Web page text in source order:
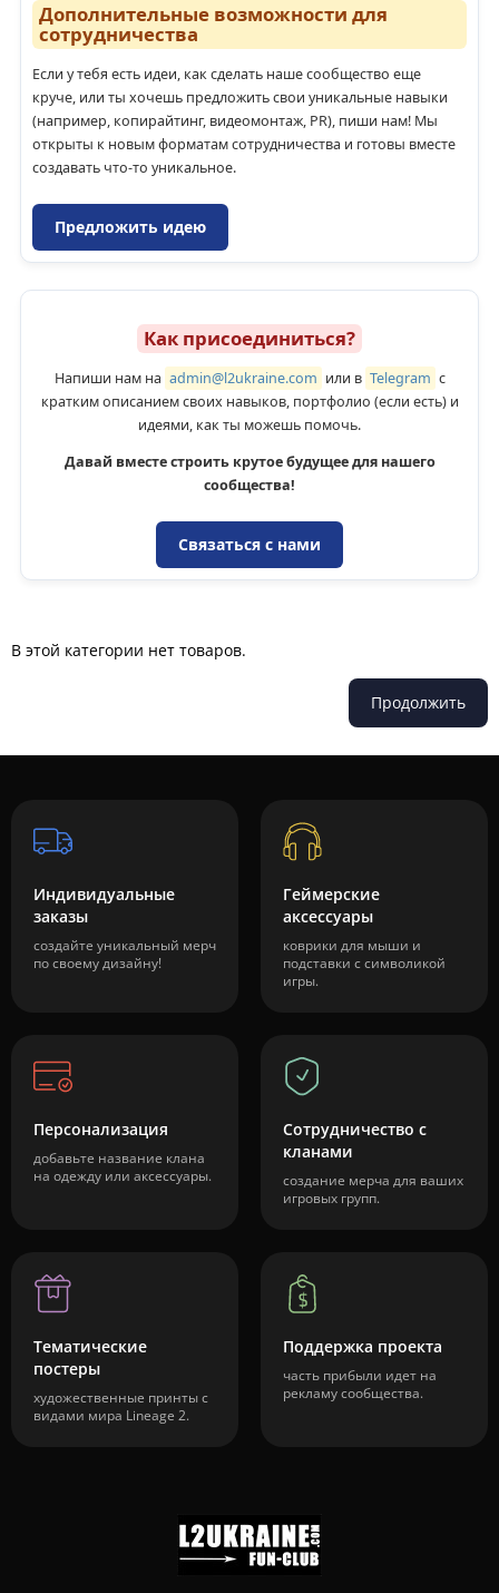
Дополнительные возможности для
сотрудничества
Если у тебя есть идеи, как сделать наше сообщество еще
круче, или ты хочешь предложить свои уникальные навыки
(например, копирайтинг, видеомонтаж, PR), пиши нам! Мы
открыты к новым форматам сотрудничества и готовы вместе
создавать что-то уникальное.
Предложить идею
Как присоединиться?
Напиши нам на admin@l2ukraine.com или в Telegram с
кратким описанием своих навыков, портфолио (если есть) и
идеями, как ты можешь помочь.
Давай вместе строить крутое будущее для нашего
сообщества!
Связаться с нами
В этой категории нет товаров.
Продолжить
Индивидуальные
заказы
создайте уникальный мерч
по своему дизайну!
Геймерские
аксессуары
коврики для мыши и
подставки с символикой
игры.
Персонализация
добавьте название клана
на одежду или аксессуары.
Сотрудничество с
кланами
создание мерча для ваших
игровых групп.
Тематические
постеры
художественные принты с
видами мира Lineage 2.
Поддержка проекта
часть прибыли идет на
рекламу сообщества.